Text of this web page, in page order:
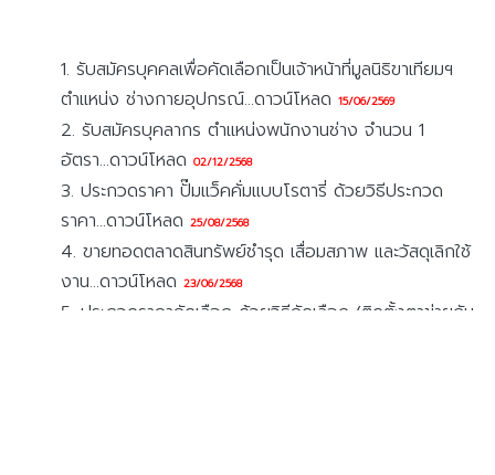
1. รับสมัครบุคคลเพื่อคัดเลือกเป็นเจ้าหน้าที่มูลนิธิขาเทียมฯ
ตำแหน่ง ช่างกายอุปกรณ์...ดาวน์โหลด 15/06/2569
2. รับสมัครบุคลากร ตำแหน่งพนักงานช่าง จำนวน 1
อัตรา...ดาวน์โหลด 02/12/2568
3. ประกวดราคา ปั๊มแว็คคั่มแบบโรตารี่ ด้วยวิธีประกวด
ราคา...ดาวน์โหลด 25/08/2568
4. ขายทอดตลาดสินทรัพย์ชำรุด เสื่อมสภาพ และวัสดุเลิกใช้
งาน...ดาวน์โหลด 23/06/2568
5. ประกวดราคาคัดเลือก ด้วยวิธีคัดเลือก (ติดตั้งตาข่ายกัน